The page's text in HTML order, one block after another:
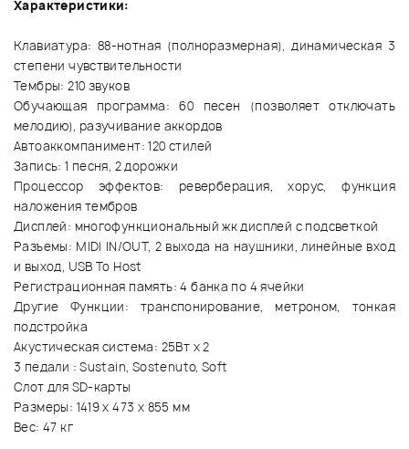
Характеристики:
Клавиатура: 88-нотная (полноразмерная), динамическая 3
степени чувствительности
Тембры: 210 звуков
Обучающая программа: 60 песен (позволяет отключать
мелодию), разучивание аккордов
Автоаккомпанимент: 120 стилей
Запись: 1 песня, 2 дорожки
Процессор эффектов: реверберация, хорус, функция
наложения тембров
Дисплей: многофункциональный жк дисплей с подсветкой
Разъемы: MIDI IN/OUT, 2 выхода на наушники, линейные вход
и выход, USB To Host
Регистрационная память: 4 банка по 4 ячейки
Другие Функции: транспонирование, метроном, тонкая
подстройка
Акустическая система: 25Вт x 2
3 педали : Sustain, Sostenuto, Soft
Слот для SD-карты
Размеры: 1419 х 473 х 855 мм
Вес: 47 кг